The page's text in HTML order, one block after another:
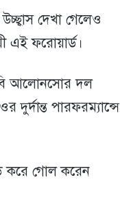
দেখা গেলেও
এই ফরোয়ার্ড।
আলোনসোর দল
দুর্দান্ত পারফরম্যান্সে
করে গোল করেন